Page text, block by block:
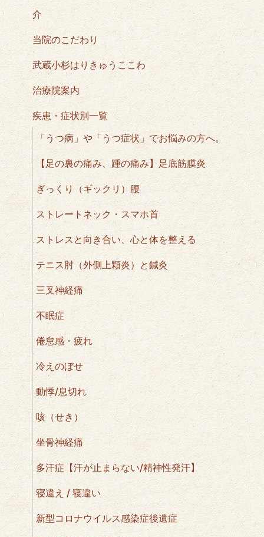
介
当院のこだわり
武蔵小杉はりきゅうここわ
治療院案内
疾患・症状別一覧
「うつ病」や「うつ症状」でお悩みの方へ。
【足の裏の痛み、踵の痛み】足底筋膜炎
ぎっくり（ギックリ）腰
ストレートネック・スマホ首
ストレスと向き合い、心と体を整える
テニス肘（外側上顆炎）と鍼灸
三叉神経痛
不眠症
倦怠感・疲れ
冷えのぼせ
動悸/息切れ
咳（せき）
坐骨神経痛
多汗症【汗が止まらない/精神性発汗】
寝違え / 寝違い
新型コロナウイルス感染症後遺症